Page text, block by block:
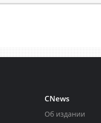
CNews
Об издании